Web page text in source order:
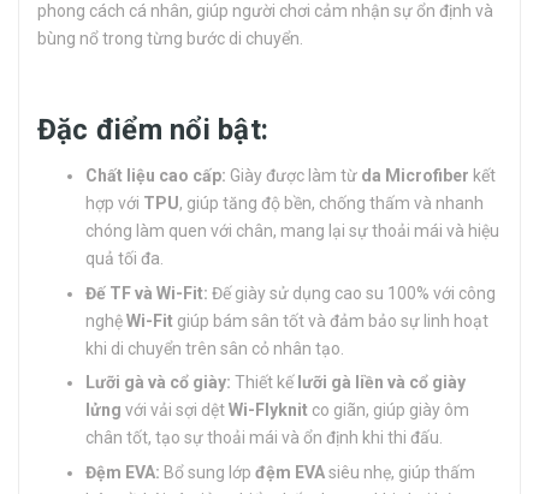
phong cách cá nhân, giúp người chơi cảm nhận sự ổn định và
bùng nổ trong từng bước di chuyển.
Đặc điểm nổi bật:
Chất liệu cao cấp: Giày được làm từ da Microfiber kết
hợp với TPU, giúp tăng độ bền, chống thấm và nhanh
chóng làm quen với chân, mang lại sự thoải mái và hiệu
quả tối đa.
Đế TF và Wi-Fit: Đế giày sử dụng cao su 100% với công
nghệWi-Fit giúp bám sân tốt và đảm bảo sự linh hoạt
khi di chuyển trên sân cỏ nhân tạo.
Lưỡi gà và cổ giày: Thiết kế lưỡi gà liền và cổ giày
lửng với vải sợi dệtWi-Flyknit co giãn, giúp giày ôm
chân tốt, tạo sự thoải mái và ổn định khi thi đấu.
Đệm EVA: Bổ sung lớp đệm EVAsiêu nhẹ, giúp thấm